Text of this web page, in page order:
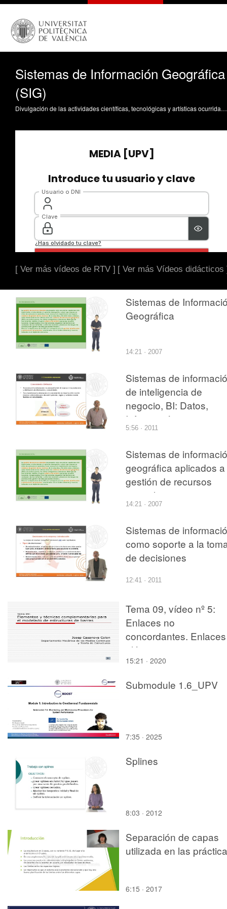
Sistemas de Información Geográfica
(SIG)
Divulgación de las actividades científicas, tecnológicas y artísticas ocurridas en los tres campus de la UPV
[ Ver más vídeos de RTV ] [ Ver más Vídeos didácticos
Sistemas de
Geográfica
14:21 · 2007
Sistemas de
de inteligencia de
negocio, BI: Datos,
Información y
Conocimiento
5:56 · 2011
Sistemas de
geográfica aplicados
gestión de recursos
naturales
14:21 · 2007
Sistemas de
como soporte a la
de decisiones
12:41 · 2011
Tema 09, vídeo nº 5:
Enlaces no
concordantes. Enlaces
elásticos
15:21 · 2020
Submodule 1.6_UPV
7:35 · 2025
Splines
8:03 · 2012
Separación de capas
utilizada en las
6:15 · 2017